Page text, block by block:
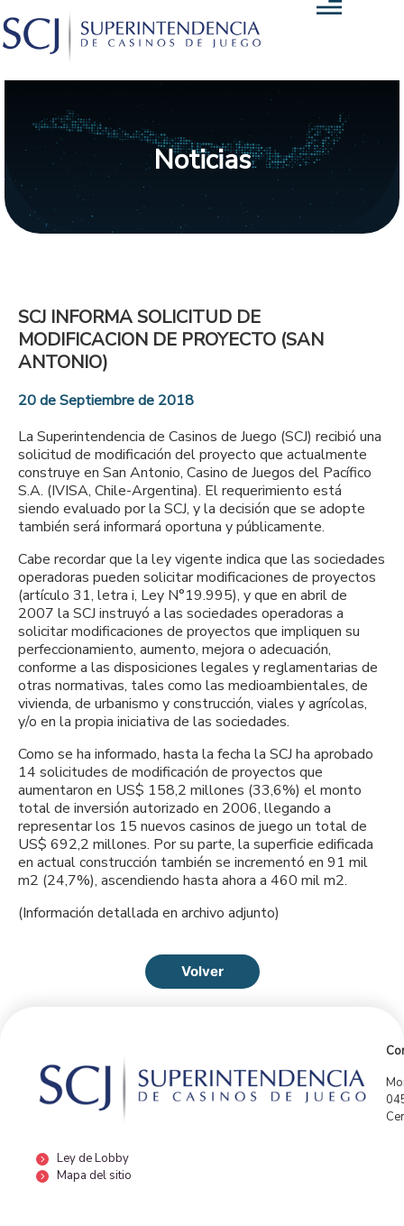
Noticias
SCJ INFORMA SOLICITUD DE
MODIFICACION DE PROYECTO (SAN
ANTONIO)
20 de Septiembre de 2018
La Superintendencia de Casinos de Juego (SCJ) recibió una
solicitud de modificación del proyecto que actualmente
construye en San Antonio, Casino de Juegos del Pacífico
S.A. (IVISA, Chile-Argentina). El requerimiento está
siendo evaluado por la SCJ, y la decisión que se adopte
también será informará oportuna y públicamente.
Cabe recordar que la ley vigente indica que las sociedades
operadoras pueden solicitar modificaciones de proyectos
(artículo 31, letra i, Ley N°19.995), y que en abril de
2007 la SCJ instruyó a las sociedades operadoras a
solicitar modificaciones de proyectos que impliquen su
perfeccionamiento, aumento, mejora o adecuación,
conforme a las disposiciones legales y reglamentarias de
otras normativas, tales como las medioambientales, de
vivienda, de urbanismo y construcción, viales y agrícolas,
y/o en la propia iniciativa de las sociedades.
Como se ha informado, hasta la fecha la SCJ ha aprobado
14 solicitudes de modificación de proyectos que
aumentaron en US$ 158,2 millones (33,6%) el monto
total de inversión autorizado en 2006, llegando a
representar los 15 nuevos casinos de juego un total de
US$ 692,2 millones. Por su parte, la superficie edificada
en actual construcción también se incrementó en 91 mil
m2 (24,7%), ascendiendo hasta ahora a 460 mil m2.
(Información detallada en archivo adjunto)
Volver
Ley de Lobby
Mapa del sitio